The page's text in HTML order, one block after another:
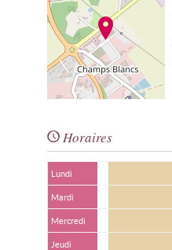
Horaires
Lundi
Mardi
Mercredi
Jeudi